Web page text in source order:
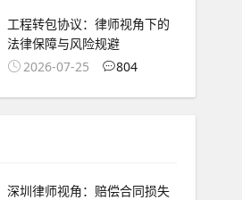
工程转包协议：律师视角下的
法律保障与风险规避
2026-07-25
804
深圳律师视角：赔偿合同损失